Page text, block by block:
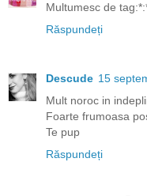
Multumesc de
Răspundeți
Descude 15
Mult noroc in
Foarte frumoasa
Te pup
Răspundeți